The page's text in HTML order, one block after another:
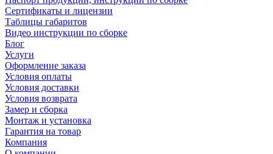
Сертификаты и лицензии
Таблицы габаритов
Видео инструкции по сборке
Блог
Услуги
Оформление заказа
Условия оплаты
Условия доставки
Условия возврата
Замер и сборка
Монтаж и установка
Гарантия на товар
Компания